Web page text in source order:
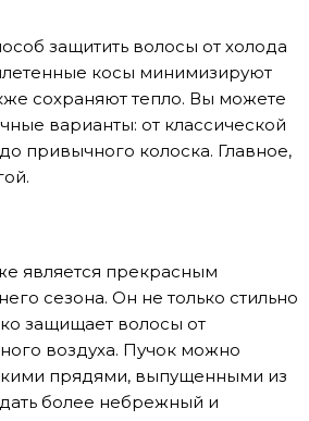
защитить волосы от холода
косы минимизируют
сохраняют тепло. Вы можете
варианты: от классической
привычного колоска. Главное,
является прекрасным
сезона. Он не только стильно
защищает волосы от
воздуха. Пучок можно
прядями, выпущенными из
более небрежный и